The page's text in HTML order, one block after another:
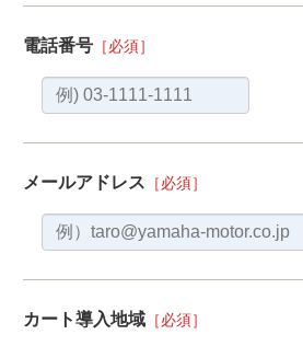
電話番号［必須］
メールアドレス ［必須］
カート導入地域［必須］